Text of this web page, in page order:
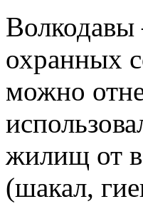
Волкодавы
охранных
можно
жилищ от
(шакал,